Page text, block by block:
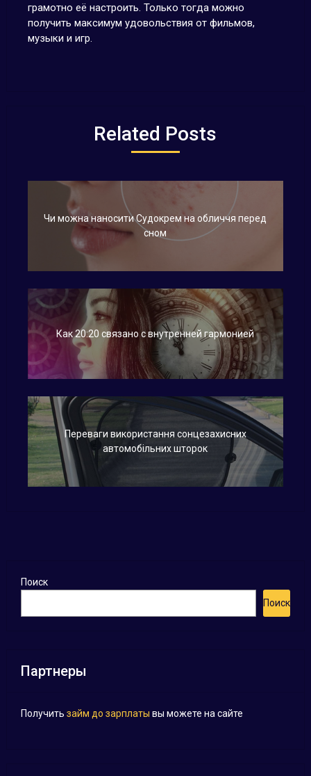
грамотно её настроить. Только тогда можно
получить максимум удовольствия от фильмов,
музыки и игр.
Related Posts
Чи можна наносити Судокрем на обличчя перед
сном
Как 20:20 связано с внутренней гармонией
Переваги використання сонцезахисних
автомобільних шторок
Поиск
Поиск
Партнеры
Получить займ до зарплаты вы можете на сайте